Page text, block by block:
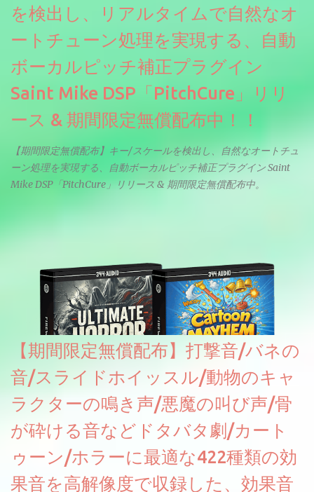
を検出し、リアルタイムで自然なオ
ートチューン処理を実現する、自動
ボーカルピッチ補正プラグイン
Saint Mike DSP「PitchCure」リリ
ース & 期間限定無償配布中！！
【期間限定無償配布】キー/スケールを検出し、自然なオートチュ
ーン処理を実現する、自動ボーカルピッチ補正プラグイン Saint
Mike DSP「PitchCure」リリース & 期間限定無償配布中。
【期間限定無償配布】打撃音/バネの
音/スライドホイッスル/動物のキャ
ラクターの鳴き声/悪魔の叫び声/骨
が砕ける音などドタバタ劇/カート
ゥーン/ホラーに最適な422種類の効
果音を高解像度で収録した、効果音